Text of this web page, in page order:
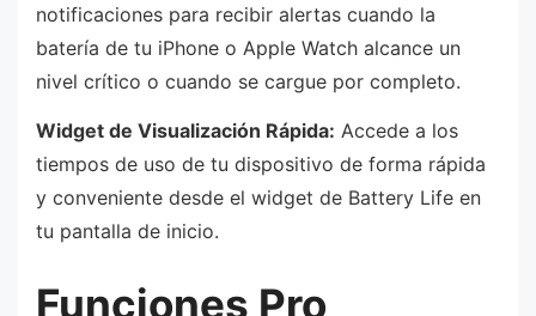
notificaciones para recibir alertas cuando la
batería de tu iPhone o Apple Watch alcance un
nivel crítico o cuando se cargue por completo.
Widget de Visualización Rápida: Accede a los
tiempos de uso de tu dispositivo de forma rápida
y conveniente desde el widget de Battery Life en
tu pantalla de inicio.
Funciones Pro